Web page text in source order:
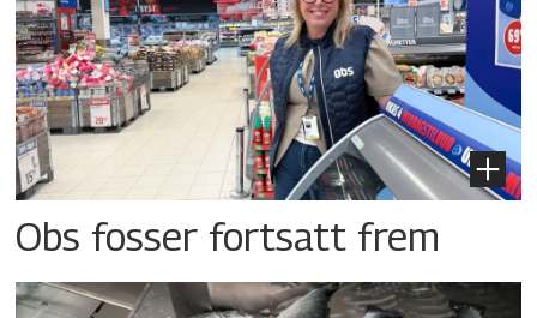
Obs fosser fortsatt frem